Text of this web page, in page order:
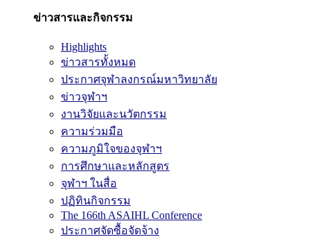
ข่าวสารและกิจกรรม
Highlights
ข่าวสารทั้งหมด
ประกาศจุฬาลงกรณ์มหาวิทยาลัย
ข่าวจุฬาฯ
งานวิจัยและนวัตกรรม
ความร่วมมือ
ความภูมิใจของจุฬาฯ
การศึกษาและหลักสูตร
จุฬาฯ ในสื่อ
ปฏิทินกิจกรรม
The 166th ASAIHL Conference
ประกาศจัดซื้อจัดจ้าง